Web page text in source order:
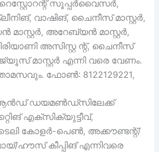
റെസ്റ്റോറന്റ് സൂപ്പർവൈസർ,
വാഷിങ്, ചൈനീസ് മാസ്റ്റർ,
മാസ്റ്റർ, അറേബ്യൻ മാസ്റ്റർ,
അസിസ്റ്റ ന്റ്, ചൈനീസ്
ജ്യൂസ് മാസ്റ്റർ എന്നി വരെ വേണം.
ഫോൺ: 8122129221,
ഡയമൺഡ്സിലേക്ക്
എക്സിക്യുട്ടീവ്,
കോളർ-പെൺ, അക്കൗണ്ടന്റ്/
ഹൗസ് കീപ്പിങ് എന്നിവരെ